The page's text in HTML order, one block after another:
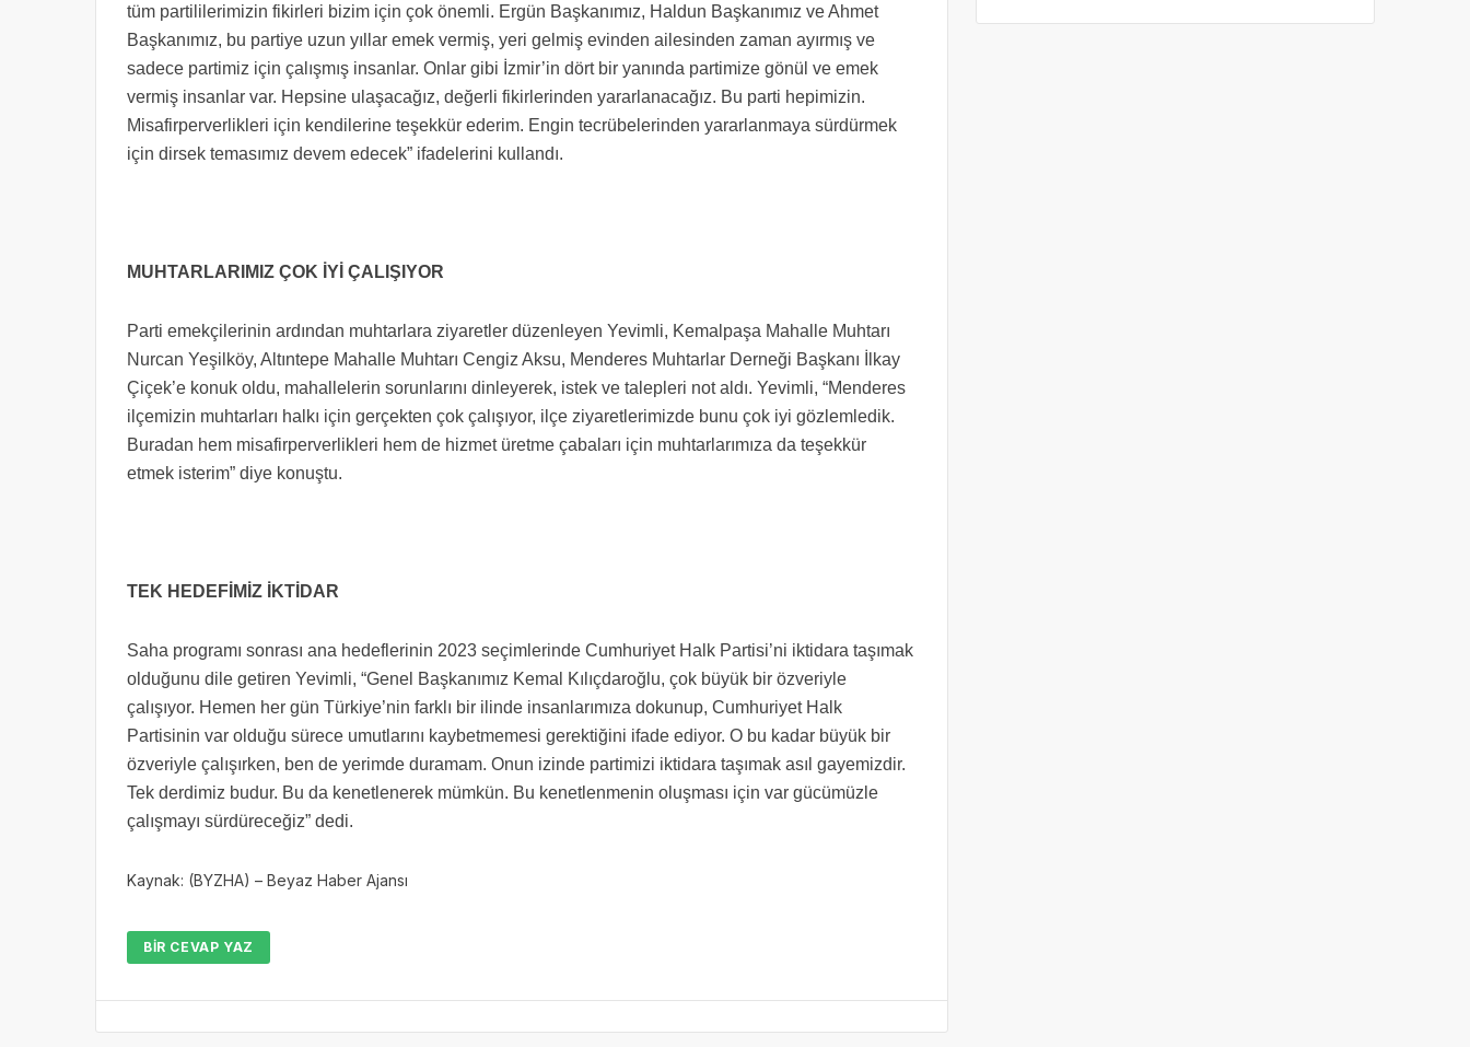
tüm partililerimizin fikirleri bizim için çok önemli. Ergün Başkanımız, Haldun Başkanımız ve Ahmet
Başkanımız, bu partiye uzun yıllar emek vermiş, yeri gelmiş evinden ailesinden zaman ayırmış ve
sadece partimiz için çalışmış insanlar. Onlar gibi İzmir’in dört bir yanında partimize gönül ve emek
vermiş insanlar var. Hepsine ulaşacağız, değerli fikirlerinden yararlanacağız. Bu parti hepimizin.
Misafirperverlikleri için kendilerine teşekkür ederim. Engin tecrübelerinden yararlanmaya sürdürmek
için dirsek temasımız devem edecek” ifadelerini kullandı.
MUHTARLARIMIZ ÇOK İYİ ÇALIŞIYOR
Parti emekçilerinin ardından muhtarlara ziyaretler düzenleyen Yevimli, Kemalpaşa Mahalle Muhtarı
Nurcan Yeşilköy, Altıntepe Mahalle Muhtarı Cengiz Aksu, Menderes Muhtarlar Derneği Başkanı İlkay
Çiçek’e konuk oldu, mahallelerin sorunlarını dinleyerek, istek ve talepleri not aldı. Yevimli, “Menderes
ilçemizin muhtarları halkı için gerçekten çok çalışıyor, ilçe ziyaretlerimizde bunu çok iyi gözlemledik.
Buradan hem misafirperverlikleri hem de hizmet üretme çabaları için muhtarlarımıza da teşekkür
etmek isterim” diye konuştu.
TEK HEDEFİMİZ İKTİDAR
Saha programı sonrası ana hedeflerinin 2023 seçimlerinde Cumhuriyet Halk Partisi’ni iktidara taşımak
olduğunu dile getiren Yevimli, “Genel Başkanımız Kemal Kılıçdaroğlu, çok büyük bir özveriyle
çalışıyor. Hemen her gün Türkiye’nin farklı bir ilinde insanlarımıza dokunup, Cumhuriyet Halk
Partisinin var olduğu sürece umutlarını kaybetmemesi gerektiğini ifade ediyor. O bu kadar büyük bir
özveriyle çalışırken, ben de yerimde duramam. Onun izinde partimizi iktidara taşımak asıl gayemizdir.
Tek derdimiz budur. Bu da kenetlenerek mümkün. Bu kenetlenmenin oluşması için var gücümüzle
çalışmayı sürdüreceğiz” dedi.
Kaynak: (BYZHA) – Beyaz Haber Ajansı
BIR CEVAP YAZ